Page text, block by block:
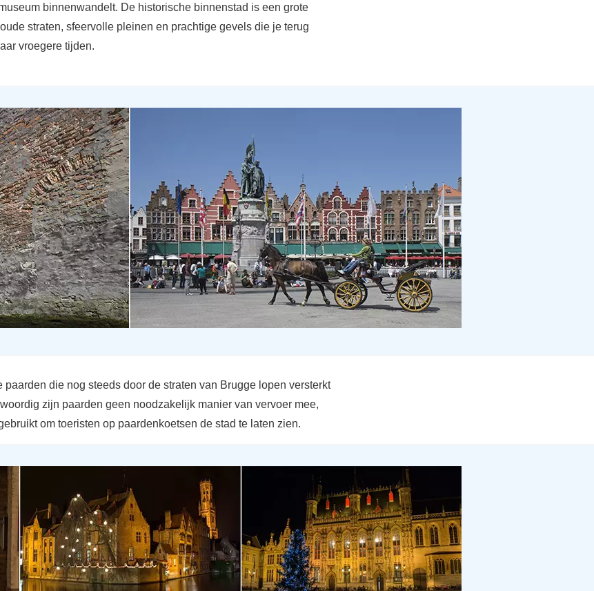
binnenwandelt. De historische binnenstad is een grote
straten, sfeervolle pleinen en prachtige gevels die je terug
vroegere tijden.
paarden die nog steeds door de straten van Brugge lopen versterkt
zijn paarden geen noodzakelijk manier van vervoer mee,
om toeristen op paardenkoetsen de stad te laten zien.